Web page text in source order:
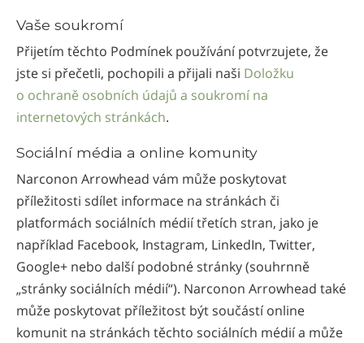
Vaše soukromí
Přijetím těchto Podmínek používání potvrzujete, že
jste si přečetli, pochopili a přijali naši Doložku
o ochraně osobních údajů a soukromí na
internetových stránkách.
Sociální média a online komunity
Narconon Arrowhead vám může poskytovat
příležitosti sdílet informace na stránkách či
platformách sociálních médií třetích stran, jako je
například Facebook, Instagram, LinkedIn, Twitter,
Google+ nebo další podobné stránky (souhrnně
„stránky sociálních médií“). Narconon Arrowhead také
může poskytovat příležitost být součástí online
komunit na stránkách těchto sociálních médií a může